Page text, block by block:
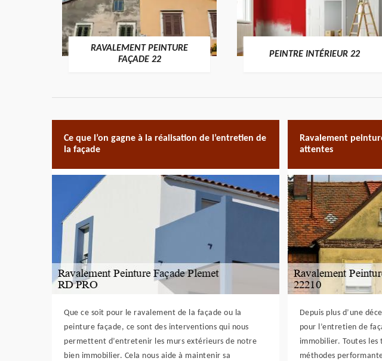
RAVALEMENT PEINTURE
FAÇADE 22
PEINTRE INTÉRIEUR 22
Ce que l’on gagne à la réalisation de l’entretien de
la façade
Que ce soit pour le ravalement de la façade ou la
peinture façade, ce sont des interventions qui nous
permettent d’entretenir les murs extérieurs de notre
bien immobilier. Cela nous aide à maintenir sa
Ravalement
attentes
Depuis plus d’une
pour l’entretien de
immobilier. Toutes
méthodes